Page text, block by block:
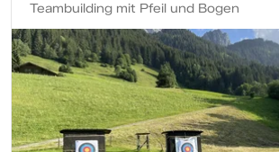
Teambuilding mit Pfeil und Bogen